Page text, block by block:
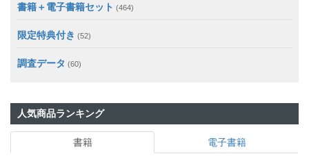
書籍＋電子書籍セット (464)
限定特典付き (52)
調査データ (60)
人気商品ランキング
書籍 電子書籍